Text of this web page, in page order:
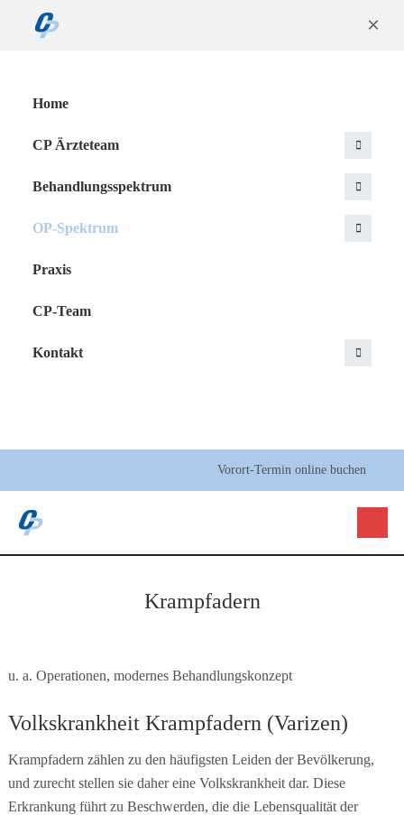
×
Home
CP Ärzteteam
Behandlungsspektrum
OP-Spektrum
Praxis
CP-Team
Kontakt
Vorort-Termin online buchen
Krampfadern
u. a. Operationen, modernes Behandlungskonzept
Volkskrankheit Krampfadern (Varizen)
Krampfadern zählen zu den häufigsten Leiden der Bevölkerung,
und zurecht stellen sie daher eine Volkskrankheit dar. Diese
Erkrankung führt zu Beschwerden, die die Lebensqualität der